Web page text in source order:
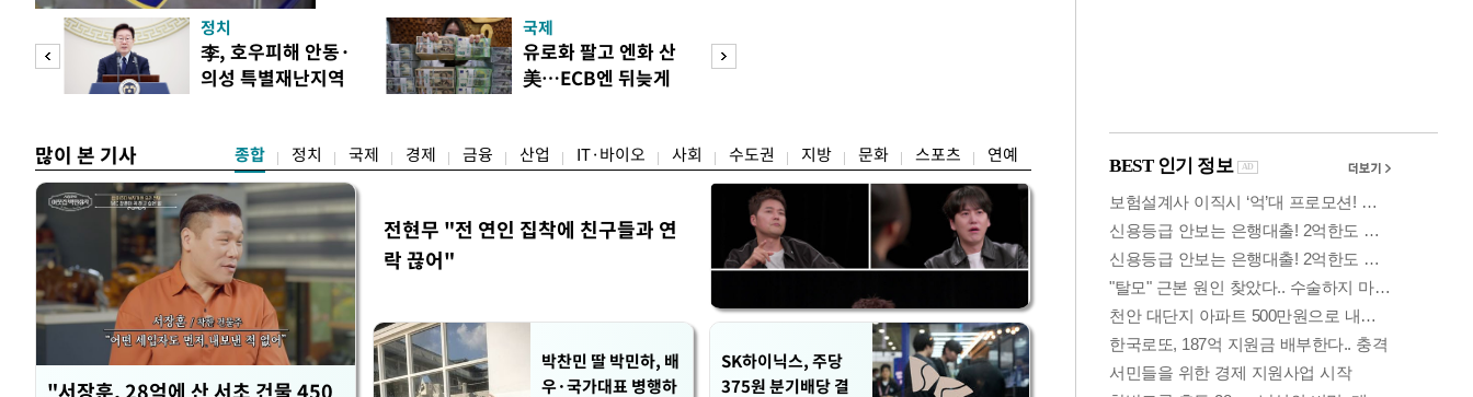
피제'를 도입한다. 경찰청은 7일 오후 3시 '개정 형사소송법
후속 조치 태스크포스(TF)' 회의를 열었다고 밝혔다. 경찰은
우선 올해 하반기 인사에 맞춰 기존 국가수사본부에서 운영
하던 수사감찰 기능을 인권감사관실로 이관·개편해 객관
정치
李, 호우피해 안동·
의성 특별재난지역
국제
유로화 팔고 엔화 산
美…ECB엔 뒤늦게
많이 본 기사 종합 정치 국제 경제 금융 산업 IT·바이오 사회 수도권 지방 문화 스포츠 연예
"서장훈, 28억에 산 서초 건물 450
전현무 "전 연인 집착에 친구들과 연
락 끊어"
박찬민 딸 박민하, 배
우·국가대표 병행하
SK하이닉스, 주당
375원 분기배당 결